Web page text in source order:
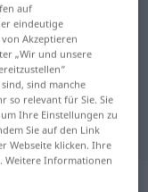
für
auf
eindeutige
Akzeptieren
„Wir und unsere
sind manche
so relevant für Sie. Sie
Ihre Einstellungen zu
Sie auf den Link
Webseite klicken. Ihre
Weitere Informationen